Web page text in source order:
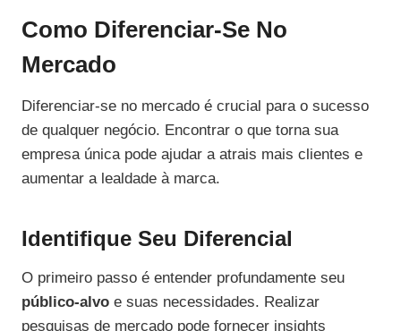
Como Diferenciar-Se No
Mercado
Diferenciar-se no mercado é crucial para o sucesso
de qualquer negócio. Encontrar o que torna sua
empresa única pode ajudar a atrais mais clientes e
aumentar a lealdade à marca.
Identifique Seu Diferencial
O primeiro passo é entender profundamente seu
público-alvo e suas necessidades. Realizar
pesquisas de mercado pode fornecer insights